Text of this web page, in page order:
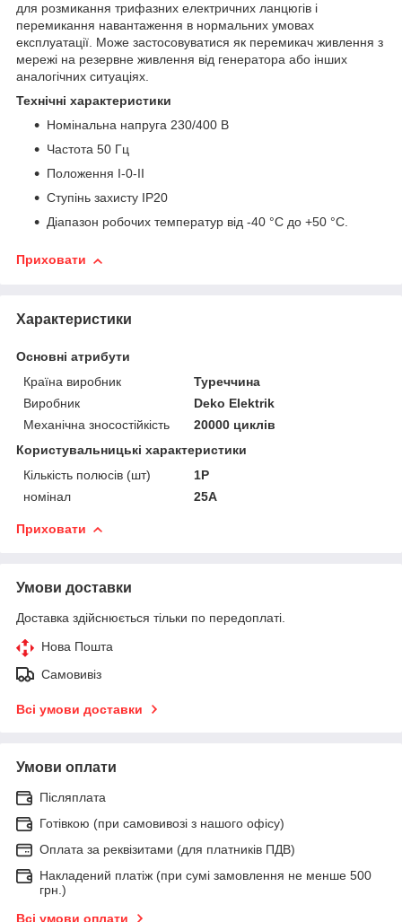
для розмикання трифазних електричних ланцюгів і
перемикання навантаження в нормальних умовах
експлуатації. Може застосовуватися як перемикач живлення з
мережі на резервне живлення від генератора або інших
аналогічних ситуаціях.
Технічні характеристики
Номінальна напруга 230/400 В
Частота 50 Гц
Положення I-0-II
Ступінь захисту IP20
Діапазон робочих температур від -40 °С до +50 °C.
Приховати
Характеристики
Основні атрибути
Країна виробник
Туреччина
Виробник
Deko Elektrik
Механічна зносостійкість
20000 циклів
Користувальницькі характеристики
Кількість полюсів (шт)
1P
номінал
25А
Приховати
Умови доставки
Доставка здійснюється тільки по передоплаті.
Нова Пошта
Самовивіз
Всі умови доставки
Умови оплати
Післяплата
Готівкою (при самовивозі з нашого офісу)
Оплата за реквізитами (для платників ПДВ)
Накладений платіж (при сумі замовлення не менше 500
грн.)
Всі умови оплати